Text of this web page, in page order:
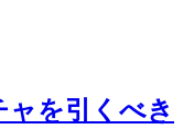
ャを引くべき